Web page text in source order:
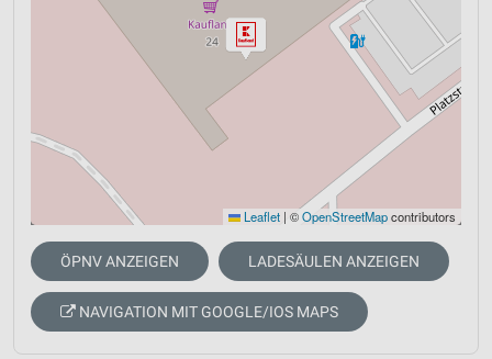
Leaflet | ©OpenStreetMapcontributors
ÖPNV ANZEIGEN LADESÄULEN ANZEIGEN
NAVIGATION MIT GOOGLE/IOS MAPS